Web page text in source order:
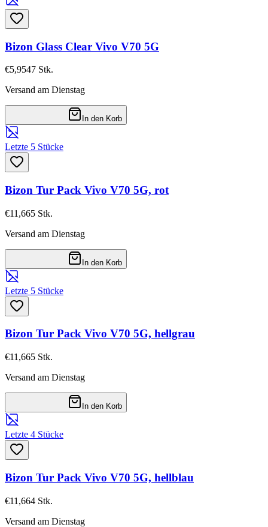
Bizon Glass Clear Vivo V70 5G
€5,9547 Stk.
Versand am Dienstag
In den Korb
Letzte 5 Stücke
Bizon Tur Pack Vivo V70 5G, rot
€11,665 Stk.
Versand am Dienstag
In den Korb
Letzte 5 Stücke
Bizon Tur Pack Vivo V70 5G, hellgrau
€11,665 Stk.
Versand am Dienstag
In den Korb
Letzte 4 Stücke
Bizon Tur Pack Vivo V70 5G, hellblau
€11,664 Stk.
Versand am Dienstag